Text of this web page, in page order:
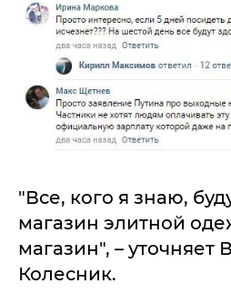
"Все, кого я знаю,
магазин элитной
магазин", – уточняет
Колесник.